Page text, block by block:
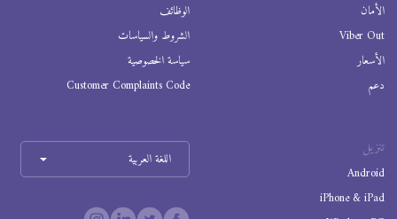
الأمان
Viber Out
الأسعار
دعم
الوظائف
الشروط والسياسات
سياسة الخصوصية
Customer Complaints Code
تنزيل
Android
iPhone & iPad
اللغة العربية